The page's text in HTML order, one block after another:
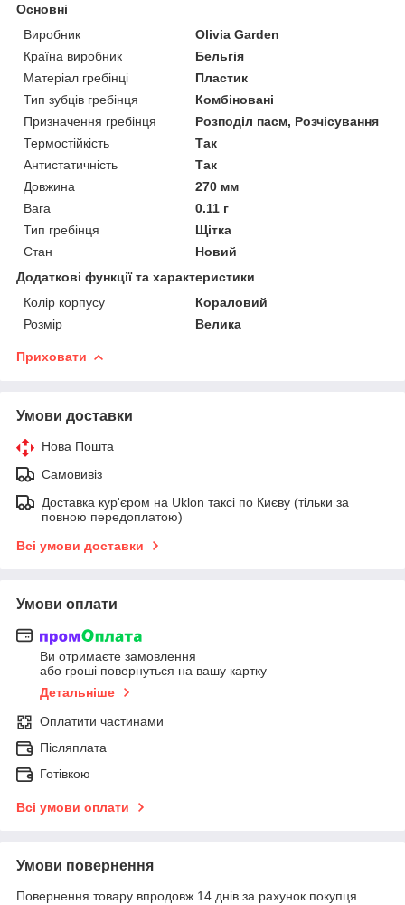
Основні
Виробник
Olivia Garden
Країна виробник
Бельгія
Матеріал гребінці
Пластик
Тип зубців гребінця
Комбіновані
Призначення гребінця
Розподіл пасм, Розчісування
Термостійкість
Так
Антистатичність
Так
Довжина
270 мм
Вага
0.11 г
Тип гребінця
Щітка
Стан
Новий
Додаткові функції та характеристики
Колір корпусу
Кораловий
Розмір
Велика
Приховати
Умови доставки
Нова Пошта
Самовивіз
Доставка кур'єром на Uklon таксі по Києву (тільки за
повною передоплатою)
Всі умови доставки
Умови оплати
Ви отримаєте замовлення
або гроші повернуться на вашу картку
Детальніше
Оплатити частинами
Післяплата
Готівкою
Всі умови оплати
Умови повернення
Повернення товару впродовж 14 днів за рахунок покупця